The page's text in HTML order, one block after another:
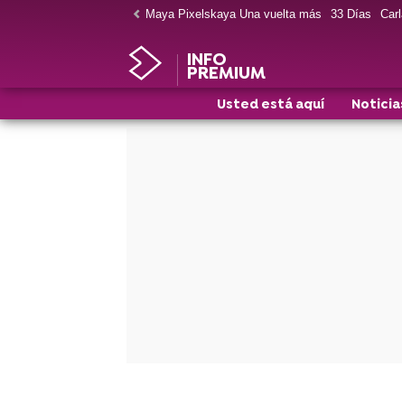
Maya Pixelskaya Una vuelta más 33 Días
INFO
PREMIUM
Usted está aquí